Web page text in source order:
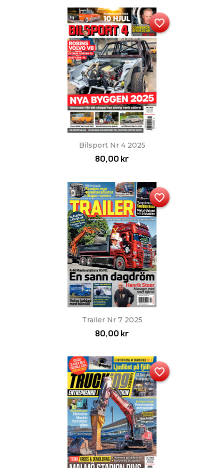
Bilsport Nr 4 2025
80,00 kr
favorite_border
Trailer Nr 7 2025
80,00 kr
favorite_border
favorite_border